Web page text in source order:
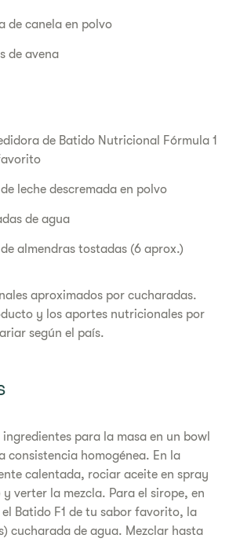
de canela en polvo
de avena
de Batido Nutricional Fórmula 1
leche descremada en polvo
de agua
almendras tostadas (6 aprox.)
aproximados por cucharadas.
y los aportes nutricionales por
según el país.
para la masa en un bowl
consistencia homogénea. En la
calentada, rociar aceite en spray
y verter la mezcla. Para el sirope, en
Batido F1 de tu sabor favorito, la
cucharada de agua. Mezclar hasta